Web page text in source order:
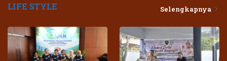
LIFE STYLE Selengkapnya